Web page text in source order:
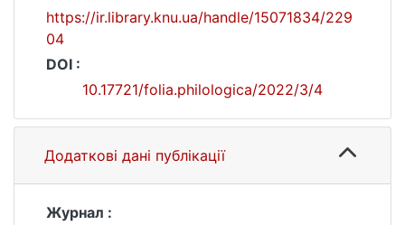
https://ir.library.knu.ua/handle/15071834/229
04
DOI :
10.17721/folia.philologica/2022/3/4
Додаткові дані публікації
Журнал :